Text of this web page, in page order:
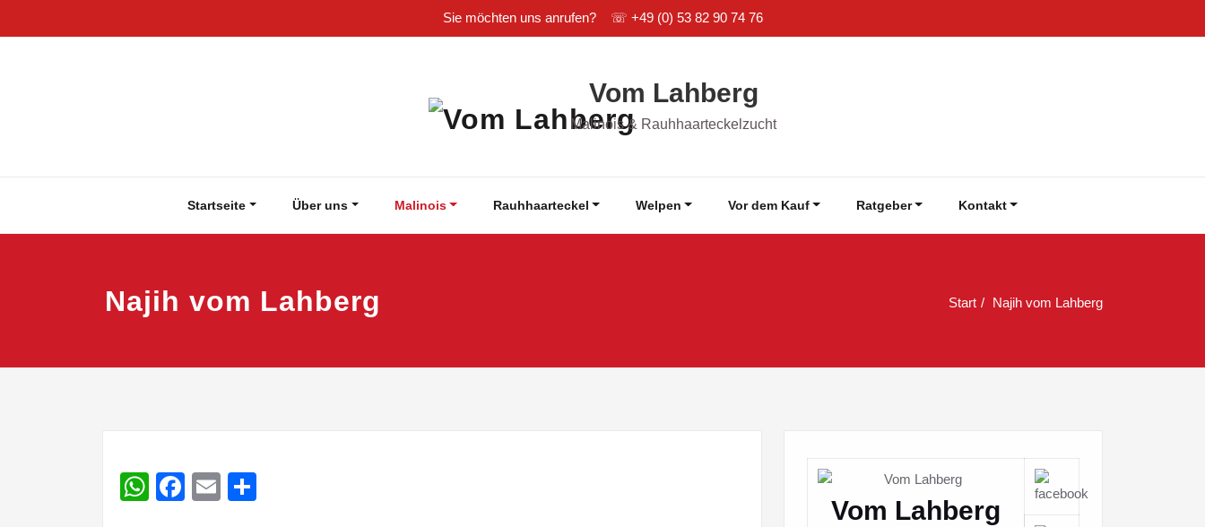
Sie möchten uns anrufen? ☏ +49 (0) 53 82 90 74 76
Vom Lahberg
Malinois & Rauhhaarteckelzucht
Startseite Über uns Malinois Rauhhaarteckel Welpen Vor dem Kauf Ratgeber Kontakt
Najih vom Lahberg Start Najih vom Lahberg
WhatsApp
Facebook
Email
Vom Lahberg